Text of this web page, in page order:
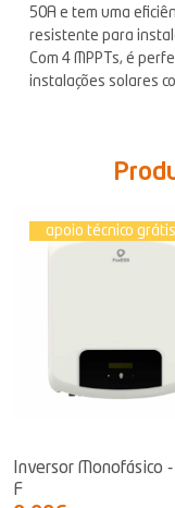
50A e tem uma
resistente para
Com 4 MPPTs, é
instalações solares
apoio técnico grátis
Inversor Monofásico
F